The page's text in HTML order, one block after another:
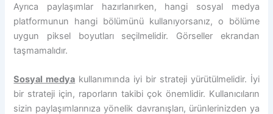
Ayrıca paylaşımlar hazırlanırken, hangi sosyal medya
platformunun hangi bölümünü kullanıyorsanız, o bölüme
uygun piksel boyutları seçilmelidir. Görseller ekrandan
taşmamalıdır.
Sosyal medya kullanımında iyi bir strateji yürütülmelidir. İyi
bir strateji için, raporların takibi çok önemlidir. Kullanıcıların
sizin paylaşımlarınıza yönelik davranışları, ürünlerinizden ya